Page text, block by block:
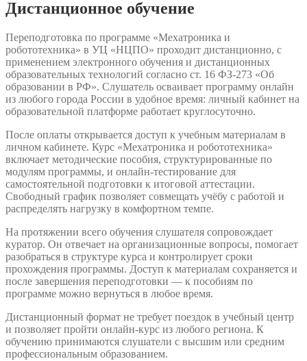
Дистанционное обучение
Переподготовка по программе «Мехатроника и
робототехника» в УЦ «НЦПО» проходит дистанционно, с
применением электронного обучения и дистанционных
образовательных технологий согласно ст. 16 ФЗ-273 «Об
образовании в РФ». Слушатель осваивает программу онлайн
из любого города России в удобное время: личный кабинет на
образовательной платформе работает круглосуточно.
После оплаты открывается доступ к учебным материалам в
личном кабинете. Курс «Мехатроника и робототехника»
включает методические пособия, структурированные по
модулям программы, и онлайн-тестирование для
самостоятельной подготовки к итоговой аттестации.
Свободный график позволяет совмещать учёбу с работой и
распределять нагрузку в комфортном темпе.
На протяжении всего обучения слушателя сопровождает
куратор. Он отвечает на организационные вопросы, помогает
разобраться в структуре курса и контролирует сроки
прохождения программы. Доступ к материалам сохраняется и
после завершения переподготовки — к пособиям по
программе можно вернуться в любое время.
Дистанционный формат не требует поездок в учебный центр
и позволяет пройти онлайн-курс из любого региона. К
обучению принимаются слушатели с высшим или средним
профессиональным образованием.